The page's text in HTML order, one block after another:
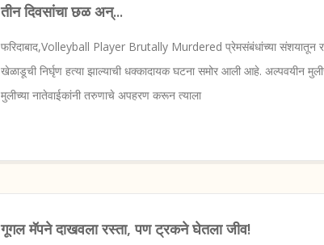
तीन दिवसांचा छळ अन्...
फरिदाबाद,Volleyball Player Brutally Murdered प्रेमसंबंधांच्या संशयातून
खेळाडूची निर्घृण हत्या झाल्याची धक्कादायक घटना समोर आली आहे. अल्पवयीन
मुलीच्या नातेवाईकांनी तरुणाचे अपहरण करून त्याला
गूगल मॅपने दाखवला रस्ता, पण ट्रकने घेतला जीव!